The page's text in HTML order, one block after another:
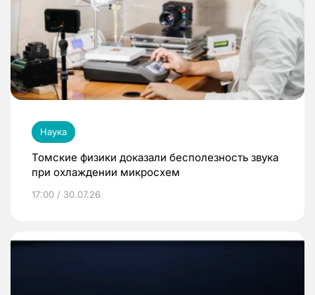
Наука
Томские физики доказали бесполезность звука
при охлаждении микросхем
17:00 / 30.07.26